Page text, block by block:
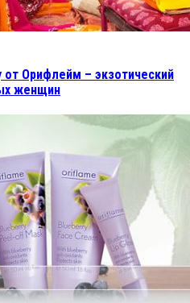
от Орифлейм – экзотический
женщин